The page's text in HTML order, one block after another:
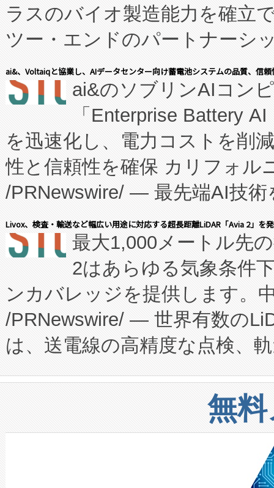
ラスのバイオ製造能力を確立
ツー・エンドのパートナーシ
表しました。 同社の実績ある
manufacturing™ (FCCM™) プ
たNeXは、バイオ医薬品製造
従来のフェッドバッチ施設の
に、患者やサプライチェーン
キー方式で拡張性が高く、持
す。FCCM‑を活用した現地生
患者にとっての費用負担を大
のアクセスを大幅に拡大する
Fully-Connected Continuous
プログラムには、施設設計・
に関する技術移転および知的
構造化トレーニングカリキュ
上げおよび商用化段階におけ
設備整備および立ち上げ調整
加組織は、Enzeneのバイオ
選定された製品について、自
ai&、Voltaiqと協業し、AIデータセンター向け蓄電池システムの品質、信
ai&のソブリンAIコン
「Enterprise Battery
を迅速化し、電力コストを削
性と信頼性を確保 カリフォル
/PRNewswire/ — 最先端AI技術
会社エーアイ・アンド：本社
President原信平）と、エンタ
ードするVoltaiqは、日本にあ
ーエネルギー貯蔵システム（
た。 Voltaiq独自のAI搭載プラ
定、統合、導入、運用に至る
安全性を追跡し、確保する事
増加しているデータセンター
る電力網に大きな負担をかけ
事業者の負担軽減という課題
系統連系を迅速にし、ピーク
Livox、検査・輸送など幅広い用途に対応する超長距離LiDAR「Avia 2」を
最大1,000メートル先
2はあらゆる気象条件
ンカバレッジを提供します。
/PRNewswire/ — 世界有数の
は、送電線の高精度な点検、
や穀物倉庫におけるバルク材
リューション「Avia 2」を発
したAvia 2は、1,000メート
狭視野のFOVを切り替えるこ
ケーブル、枝などの細かな対
無